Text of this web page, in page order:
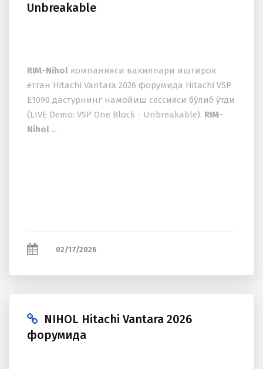
Unbreakable
RIM-Nihol компанияси вакиллари иштирок
етган Hitachi Vantara 2026 форумида Hitachi VSP
E1090 дастурнинг намойиш сессияси бўлиб ўтди
(LIVE Demo: VSP One Block - Unbreakable). RIM-
Nihol ...
02/17/2026
NIHOL Hitachi Vantara 2026
форумида